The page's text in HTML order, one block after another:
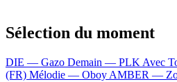
Sélection du moment
DIE — Gazo Demain — PLK Avec
(FR) Mélodie — Oboy AMBER —